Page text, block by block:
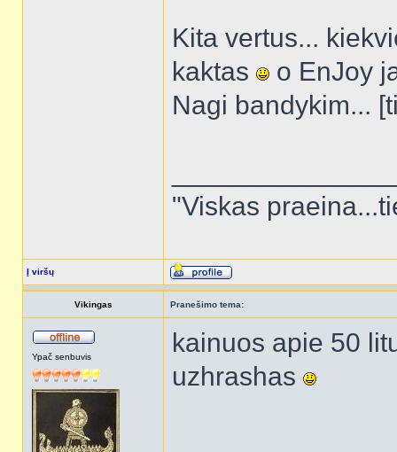
Kita vertus...
kaktas
o EnJoy
Nagi bandykim...
"Viskas
Į viršų
Vikingas Pranešimo tema:
Ypač senbuvis
kainuos apie 50
uzhrashas